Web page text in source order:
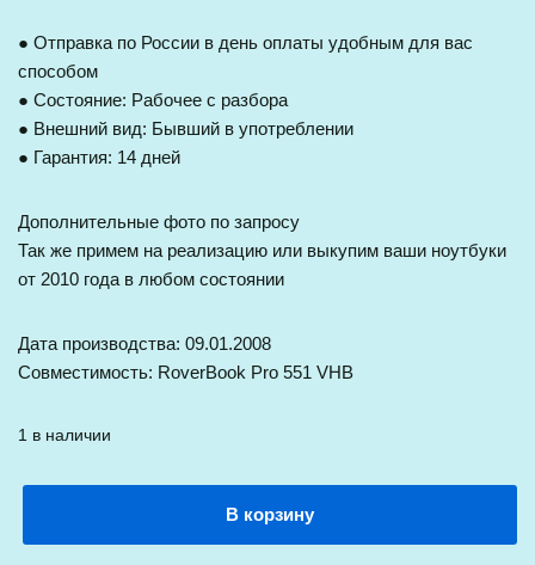
● Отправка по России в день оплаты удобным для вас
способом
● Состояние: Рабочее с разбора
● Внешний вид: Бывший в употреблении
● Гарантия: 14 дней
Дополнительные фото по запросу
Так же примем на реализацию или выкупим ваши ноутбуки
от 2010 года в любом состоянии
Дата производства: 09.01.2008
Совместимость: RoverBook Pro 551 VHB
1 в наличии
В корзину